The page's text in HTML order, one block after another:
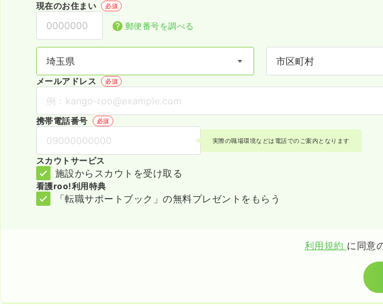
現在のお住まい 必須
郵便番号を調べる
メールアドレス 必須
携帯電話番号 必須
実際の職場環境などは電話でのご案内となります
スカウトサービス
施設からスカウトを受け取る
看護roo!利用特典
「転職サポートブック」の無料プレゼントをもらう
利用規約 に同意